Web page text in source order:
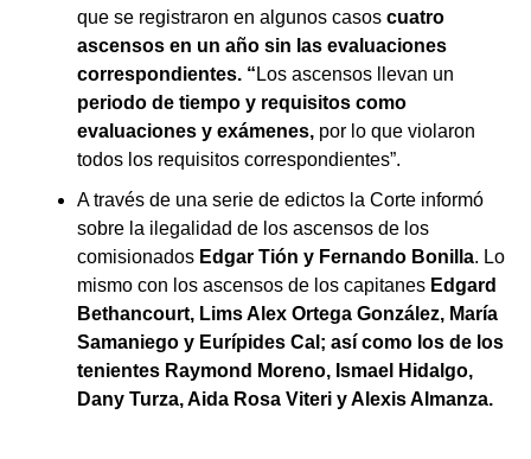
que se registraron en algunos casos cuatro
ascensos en un año sin las evaluaciones
correspondientes. “ Los ascensos llevan un
periodo de tiempo y requisitos como
evaluaciones y exámenes, por lo que violaron
todos los requisitos correspondientes”.
A través de una serie de edictos la Corte informó
sobre la ilegalidad de los ascensos de los
comisionados Edgar Tión y Fernando Bonilla. Lo
mismo con los ascensos de los capitanes Edgard
Bethancourt, Lims Alex Ortega González, María
Samaniego y Eurípides Cal; así como los de los
tenientes Raymond Moreno, Ismael Hidalgo,
Dany Turza, Aida Rosa Viteri y Alexis Almanza.